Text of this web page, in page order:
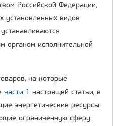
Российской Федерации,
установленных видов
органом исполнительной
на которые
части 1 настоящей статьи, в
энергетические ресурсы
ограниченную сферу